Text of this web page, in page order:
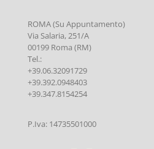
ROMA (Su Appuntamento)
Via Salaria, 251/A
00199 Roma (RM)
Tel.:
+39.06.32091729
+39.392.0948403
+39.347.8154254
P.Iva: 14735501000